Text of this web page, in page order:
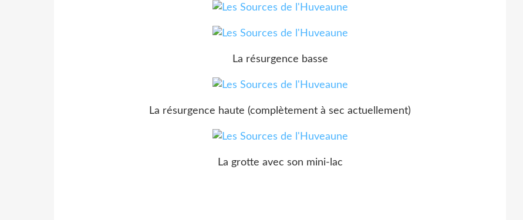
La résurgence basse
La résurgence haute (complètement à sec actuellement)
La grotte avec son mini-lac